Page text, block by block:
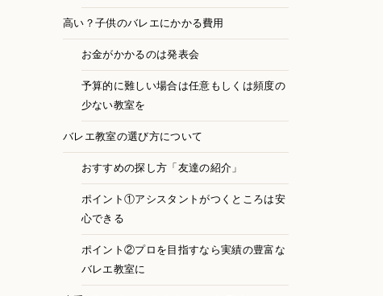
高い？子供のバレエにかかる費用
お金がかかるのは発表会
予算的に難しい場合は任意もしくは頻度の
少ない教室を
バレエ教室の選び方について
おすすめの探し方「友達の紹介」
ポイント①アシスタントがつくところは安
心できる
ポイント②プロを目指すなら実績の豊富な
バレエ教室に